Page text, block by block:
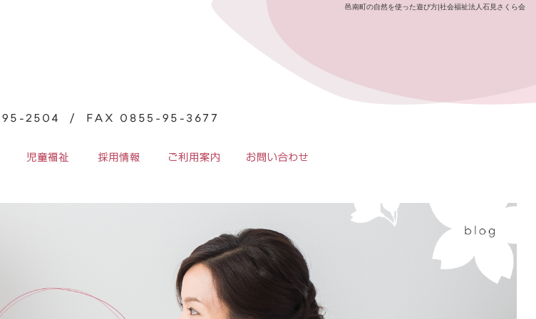
邑南町の自然を使った遊び方|社会福祉法人石見さくら会